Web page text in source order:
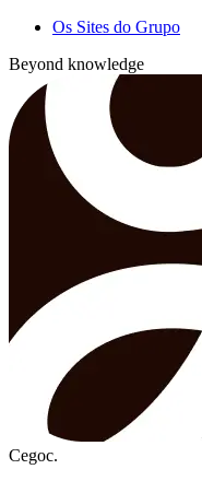
Os Sites do Grupo
Beyond knowledge
Cegoc.